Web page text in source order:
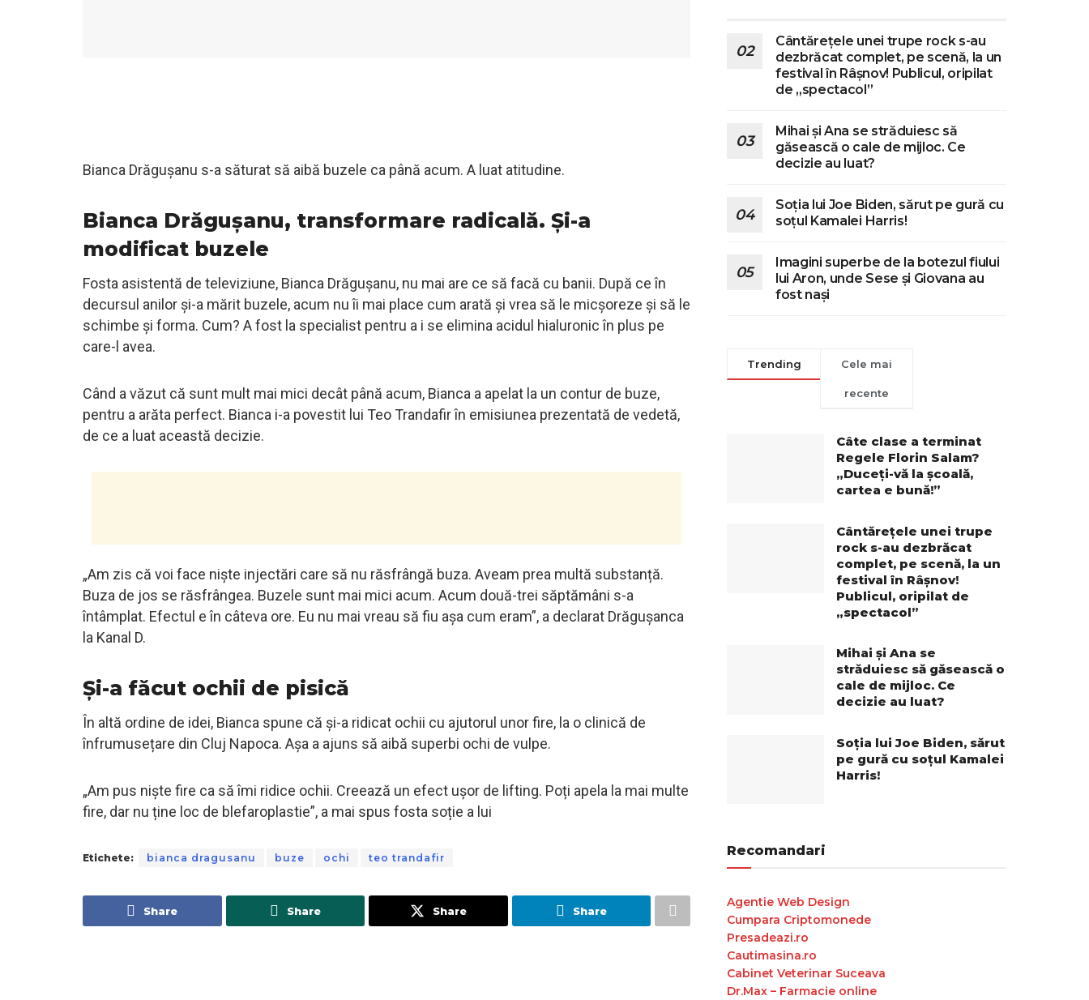
Bianca Drăgușanu s-a săturat să aibă buzele ca până acum. A luat atitudine.
Bianca Drăgușanu, transformare radicală. Și-a
modificat buzele
Fosta asistentă de televiziune, Bianca Drăgușanu, nu mai are ce să facă cu banii. După ce în
decursul anilor și-a mărit buzele, acum nu îi mai place cum arată și vrea să le micșoreze și să le
schimbe și forma. Cum? A fost la specialist pentru a i se elimina acidul hialuronic în plus pe
care-l avea.
Când a văzut că sunt mult mai mici decât până acum, Bianca a apelat la un contur de buze,
pentru a arăta perfect. Bianca i-a povestit lui Teo Trandafir în emisiunea prezentată de vedetă,
de ce a luat această decizie.
„Am zis că voi face niște injectări care să nu răsfrângă buza. Aveam prea multă substanță.
Buza de jos se răsfrângea. Buzele sunt mai mici acum. Acum două-trei săptămâni s-a
întâmplat. Efectul e în câteva ore. Eu nu mai vreau să fiu așa cum eram”, a declarat Drăgușanca
la Kanal D.
Și-a făcut ochii de pisică
În altă ordine de idei, Bianca spune că și-a ridicat ochii cu ajutorul unor fire, la o clinică de
înfrumusețare din Cluj Napoca. Așa a ajuns să aibă superbi ochi de vulpe.
„Am pus niște fire ca să îmi ridice ochii. Creează un efect ușor de lifting. Poți apela la mai multe
fire, dar nu ține loc de blefaroplastie”, a mai spus fosta soție a lui
Etichete: bianca dragusanu buze ochi teo trandafir
Share Share Share Share
Cântărețele unei trupe rock s-au
dezbrăcat complet, pe scenă, la un
festival în Râșnov! Publicul, oripilat
de „spectacol”
Mihai și Ana se străduiesc să
găsească o cale de mijloc. Ce
decizie au luat?
Soția lui Joe Biden, sărut pe gură cu
soțul Kamalei Harris!
Imagini superbe de la botezul fiului
lui Aron, unde Sese și Giovana au
fost nași
Trending Cele mai
recente
Câte clase a terminat
Regele Florin Salam?
„Duceți-vă la școală,
cartea e bună!”
Cântărețele unei trupe
rock s-au dezbrăcat
complet, pe scenă, la un
festival în Râșnov!
Publicul, oripilat de
„spectacol”
Mihai și Ana se
străduiesc să găsească o
cale de mijloc. Ce
decizie au luat?
Soția lui Joe Biden, sărut
pe gură cu soțul Kamalei
Harris!
Recomandari
Agentie Web Design
Cumpara Criptomonede
Presadeazi.ro
Cautimasina.ro
Cabinet Veterinar Suceava
Dr.Max – Farmacie online